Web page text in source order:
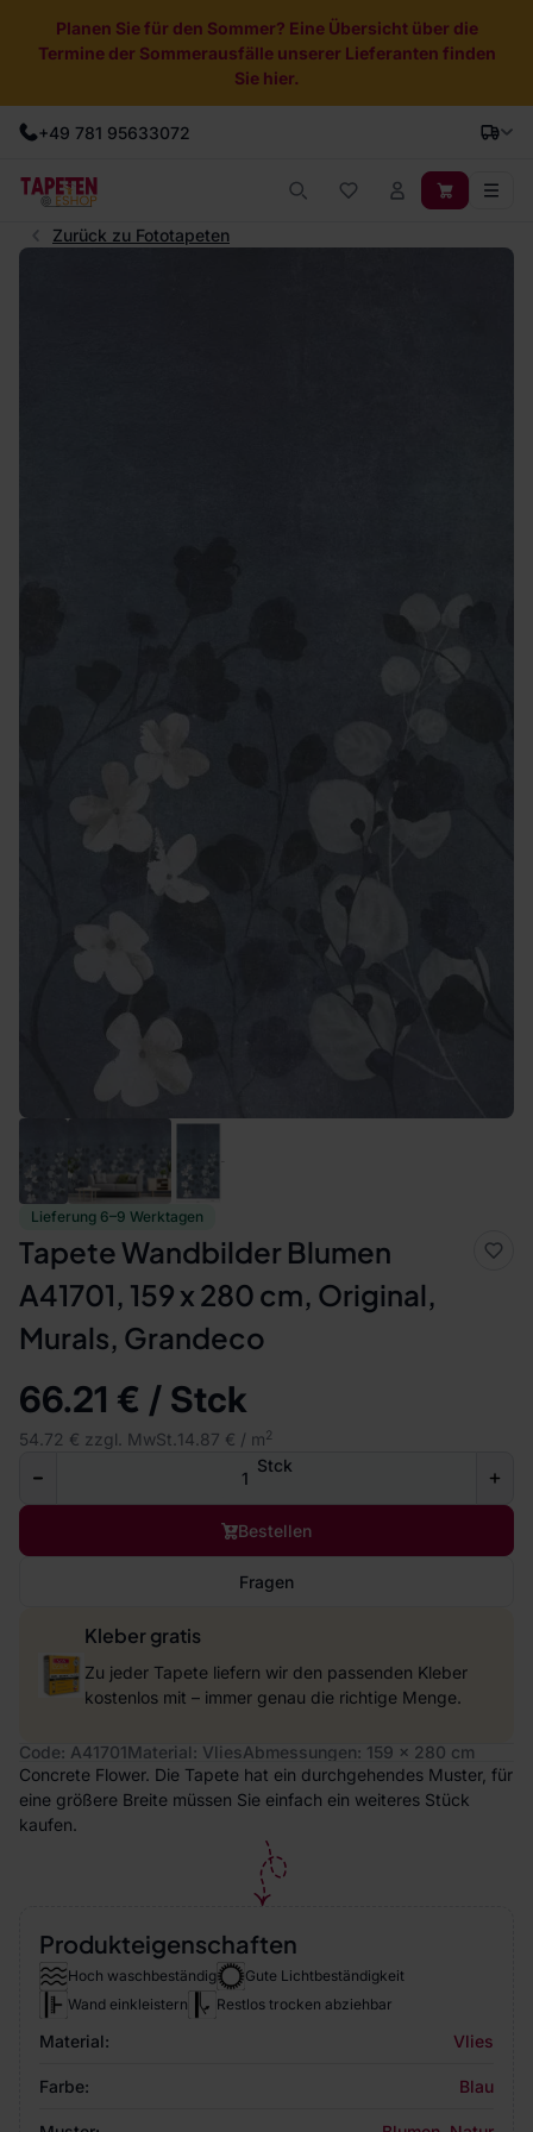
Planen Sie für den Sommer? Eine Übersicht über die
Termine der Sommerausfälle unserer Lieferanten finden
Sie hier.
+49 781 95633072
Zurück zu Fototapeten
Lieferung 6–9 Werktagen
Tapete Wandbilder Blumen
A41701, 159 x 280 cm, Original,
Murals, Grandeco
66.21 € / Stck
54.72 € zzgl. MwSt. 14.87 € / m2
Stck
Bestellen
Fragen
Kleber gratis
Zu jeder Tapete liefern wir den passenden Kleber
kostenlos mit – immer genau die richtige Menge.
Code: A41701Material: VliesAbmessungen: 159 x 280 cm
Concrete Flower. Die Tapete hat ein durchgehendes Muster, für
eine größere Breite müssen Sie einfach ein weiteres Stück
kaufen.
Produkteigenschaften
Hoch waschbeständig
Gute Lichtbeständigkeit
Wand einkleistern
Restlos trocken abziehbar
Material: Vlies
Farbe: Blau